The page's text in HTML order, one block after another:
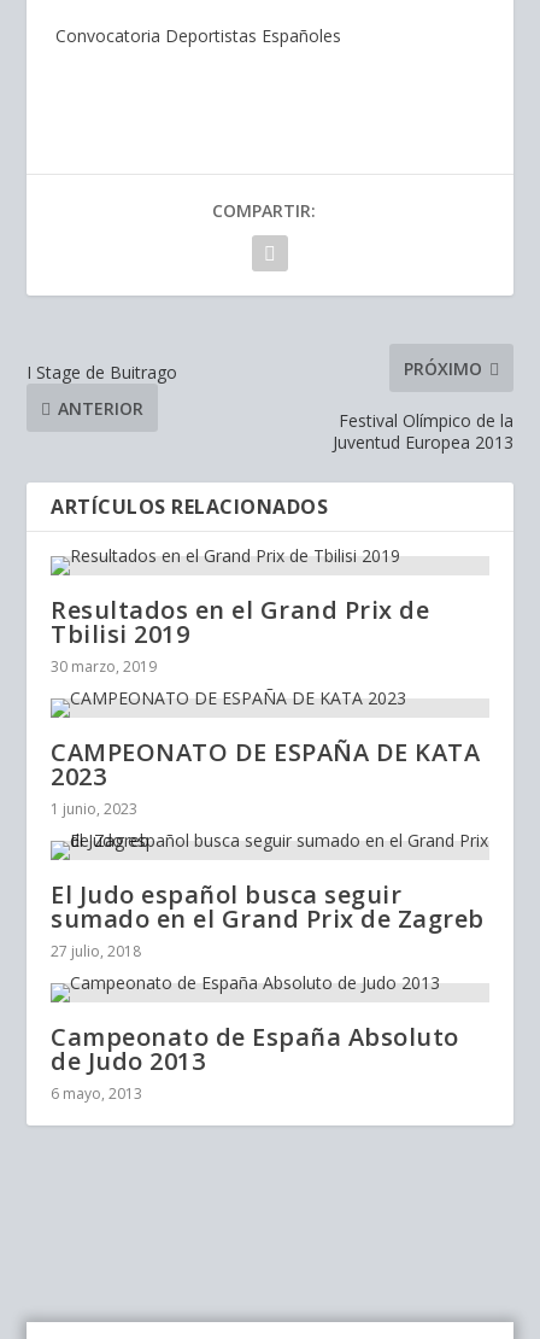
Convocatoria Deportistas Españoles
COMPARTIR:
I Stage de Buitrago
ANTERIOR
PRÓXIMO
Festival Olímpico de la
Juventud Europea 2013
ARTÍCULOS RELACIONADOS
Resultados en el Grand Prix de
Tbilisi 2019
30 marzo, 2019
CAMPEONATO DE ESPAÑA DE KATA
2023
1 junio, 2023
El Judo español busca seguir
sumado en el Grand Prix de Zagreb
27 julio, 2018
Campeonato de España Absoluto
de Judo 2013
6 mayo, 2013